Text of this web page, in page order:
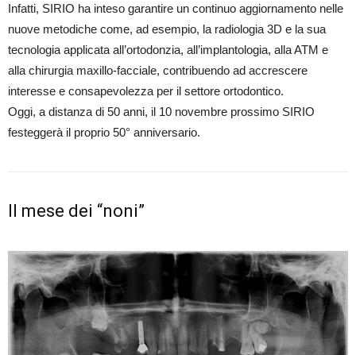
Infatti, SIRIO ha inteso garantire un continuo aggiornamento nelle
nuove metodiche come, ad esempio, la radiologia 3D e la sua
tecnologia applicata all’ortodonzia, all’implantologia, alla ATM e
alla chirurgia maxillo-facciale, contribuendo ad accrescere
interesse e consapevolezza per il settore ortodontico.
Oggi, a distanza di 50 anni, il 10 novembre prossimo SIRIO
festeggerà il proprio 50° anniversario.
Il mese dei “noni”